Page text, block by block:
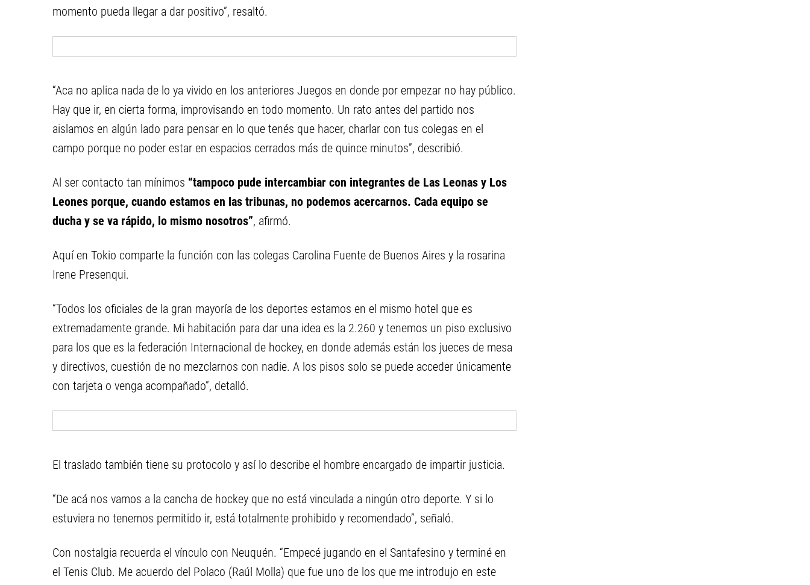
momento pueda llegar a dar positivo”, resaltó.
“Aca no aplica nada de lo ya vivido en los anteriores Juegos en donde por empezar no hay público.
Hay que ir, en cierta forma, improvisando en todo momento. Un rato antes del partido nos
aislamos en algún lado para pensar en lo que tenés que hacer, charlar con tus colegas en el
campo porque no poder estar en espacios cerrados más de quince minutos”, describió.
Al ser contacto tan mínimos “tampoco pude intercambiar con integrantes de Las Leonas y Los
Leones porque, cuando estamos en las tribunas, no podemos acercarnos. Cada equipo se
ducha y se va rápido, lo mismo nosotros”, afirmó.
Aquí en Tokio comparte la función con las colegas Carolina Fuente de Buenos Aires y la rosarina
Irene Presenqui.
“Todos los oficiales de la gran mayoría de los deportes estamos en el mismo hotel que es
extremadamente grande. Mi habitación para dar una idea es la 2.260 y tenemos un piso exclusivo
para los que es la federación Internacional de hockey, en donde además están los jueces de mesa
y directivos, cuestión de no mezclarnos con nadie. A los pisos solo se puede acceder únicamente
con tarjeta o venga acompañado”, detalló.
El traslado también tiene su protocolo y así lo describe el hombre encargado de impartir justicia.
“De acá nos vamos a la cancha de hockey que no está vinculada a ningún otro deporte. Y si lo
estuviera no tenemos permitido ir, está totalmente prohibido y recomendado”, señaló.
Con nostalgia recuerda el vínculo con Neuquén. “Empecé jugando en el Santafesino y terminé en
el Tenis Club. Me acuerdo del Polaco (Raúl Molla) que fue uno de los que me introdujo en este